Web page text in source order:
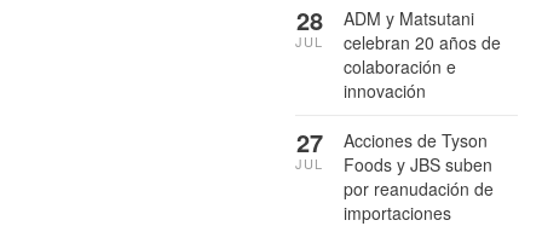
ADM y Matsutani
celebran 20 años de
colaboración e
innovación
28
JUL
Acciones de Tyson
Foods y JBS suben
por reanudación de
importaciones
27
JUL